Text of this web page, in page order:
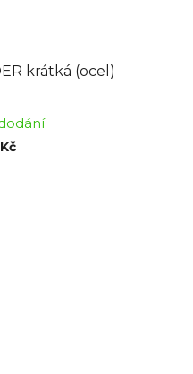
krátká (ocel)